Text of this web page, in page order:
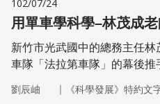
102/07/24
用單車學科學–林茂成
新竹市光武國中的總務主任
車隊「法拉第車隊」的幕後
的肯定，是因為這個車隊不單
劉辰岫 ｜ 《科學發展》特約文